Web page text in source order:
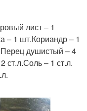
лист – 1
– 1 шт.Кориандр – 1
душистый – 4
ст.л.Соль – 1 ст.л.